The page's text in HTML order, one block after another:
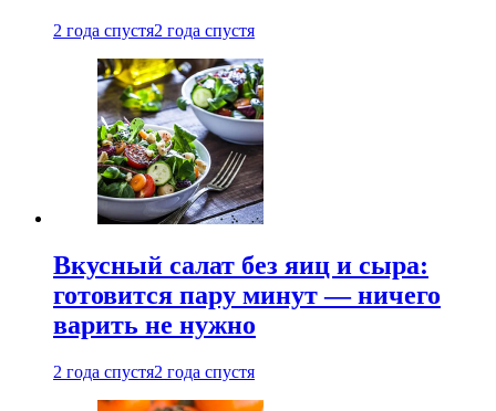
2 года спустя2 года спустя
Вкусный салат без яиц и сыра:
готовится пару минут — ничего
варить не нужно
2 года спустя2 года спустя